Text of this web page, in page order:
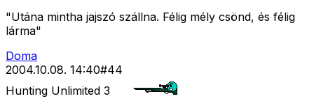
"Utána mintha jajszó szállna. Félig mély csönd, és félig
lárma"
Doma
2004.10.08. 14:40#44
Hunting Unlimited 3